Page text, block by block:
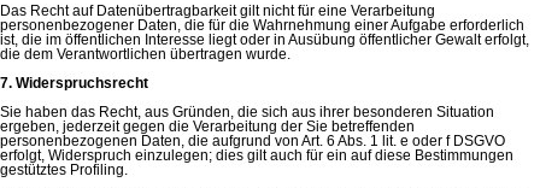
Das Recht auf Datenübertragbarkeit gilt nicht für eine Verarbeitung
personenbezogener Daten, die für die Wahrnehmung einer Aufgabe erforderlich
ist, die im öffentlichen Interesse liegt oder in Ausübung öffentlicher Gewalt erfolgt,
die dem Verantwortlichen übertragen wurde.
7. Widerspruchsrecht
Sie haben das Recht, aus Gründen, die sich aus ihrer besonderen Situation
ergeben, jederzeit gegen die Verarbeitung der Sie betreffenden
personenbezogenen Daten, die aufgrund von Art. 6 Abs. 1 lit. e oder f DSGVO
erfolgt, Widerspruch einzulegen; dies gilt auch für ein auf diese Bestimmungen
gestütztes Profiling.